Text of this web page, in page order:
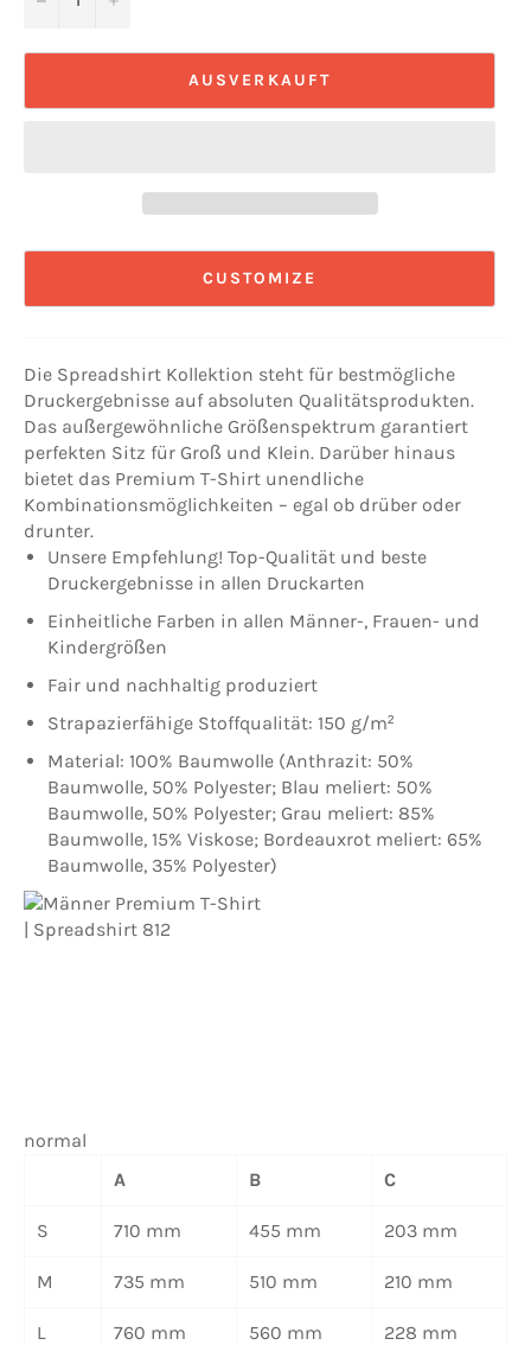
AUSVERKAUFT
CUSTOMIZE
Die Spreadshirt Kollektion steht für bestmögliche
Druckergebnisse auf absoluten Qualitätsprodukten.
Das außergewöhnliche Größenspektrum garantiert
perfekten Sitz für Groß und Klein. Darüber hinaus
bietet das Premium T-Shirt unendliche
Kombinationsmöglichkeiten – egal ob drüber oder
drunter.
Unsere Empfehlung! Top-Qualität und beste
Druckergebnisse in allen Druckarten
Einheitliche Farben in allen Männer-, Frauen- und
Kindergrößen
Fair und nachhaltig produziert
Strapazierfähige Stoffqualität: 150 g/m²
Material: 100% Baumwolle (Anthrazit: 50%
Baumwolle, 50% Polyester; Blau meliert: 50%
Baumwolle, 50% Polyester; Grau meliert: 85%
Baumwolle, 15% Viskose; Bordeauxrot meliert: 65%
Baumwolle, 35% Polyester)
normal
A
B C
S 710 mm 455 mm 203 mm
M 735 mm 510 mm 210 mm
L 760 mm 560 mm 228 mm